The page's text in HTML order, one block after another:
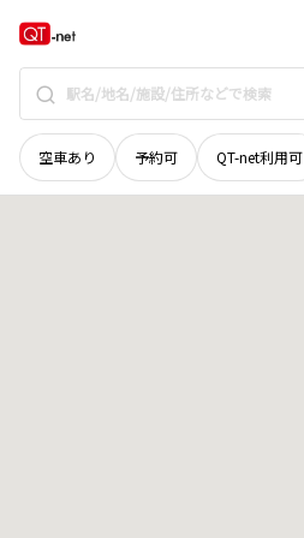
空車あり 予約可 QT-net利用可
北海道